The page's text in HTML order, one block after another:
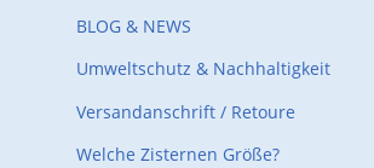
BLOG & NEWS
Umweltschutz & Nachhaltigkeit
Versandanschrift / Retoure
Welche Zisternen Größe?